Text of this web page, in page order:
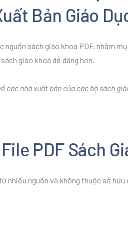
Bản Giáo
nguồn sách giáo khoa PDF. nhằm
giáo khoa dễ dàng hơn.
các nhà xuất bản của các bộ sách
PDF Sách
nhiều nguồn và không thuộc sở hữu